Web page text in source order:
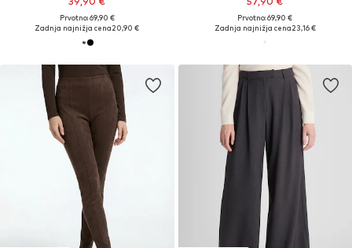
Prvotno: 69,90 €
Zadnja najnižja cena20,90 €
Prvotno: 69,90 €
Zadnja najnižja cena23,16 €